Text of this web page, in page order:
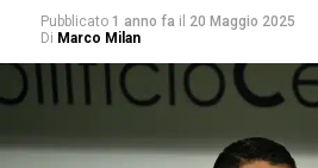
Pubblicato 1 anno fa il 20 Maggio 2025
Di Marco Milan